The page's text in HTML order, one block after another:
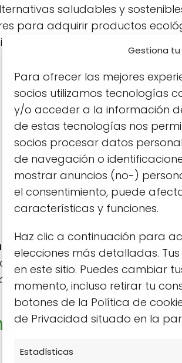
Gestiona
Para ofrecer las mejores
socios utilizamos tecnologías
y/o acceder a la información
de estas tecnologías nos
socios procesar datos
de navegación o
mostrar anuncios (no-)
el consentimiento, puede
características y funciones.
Haz clic a continuación para
elecciones más detalladas.
en este sitio. Puedes cambiar
momento, incluso retirar tu
botones de la Política de
de Privacidad situado en la
Estadísticas
saludables y
para adquirir productos
de elegir opciones más
productos ecológicos en
por las principales tiendas, los
en tu vida diaria.
tiendas